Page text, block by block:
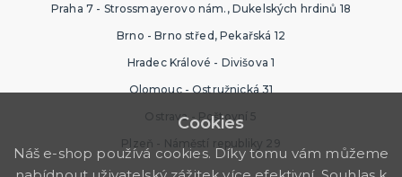
Praha 7 - Strossmayerovo nám., Dukelských hrdinů 18
Brno - Brno střed, Pekařská 12
Hradec Králové - Divišova 1
Olomouc - Ostružnická 31
Ostrava - Poštovní 5
Plzeň - Náměstí republiky 29
Cookies
Náš e-shop používá cookies. Díky tomu vám můžeme